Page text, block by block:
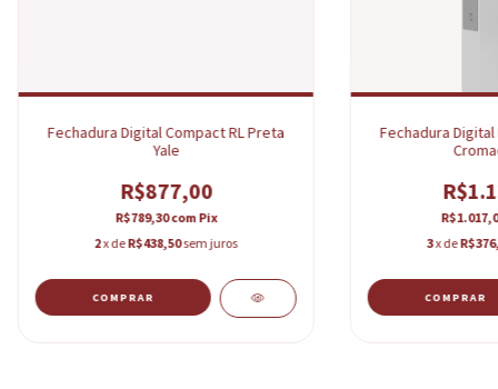
Fechadura Digital Compact RL Preta
Yale
R$877,00
R$789,30comPix
2x deR$438,50sem juros
COMPRAR
Fechadura Digital
3x de
COMPRAR